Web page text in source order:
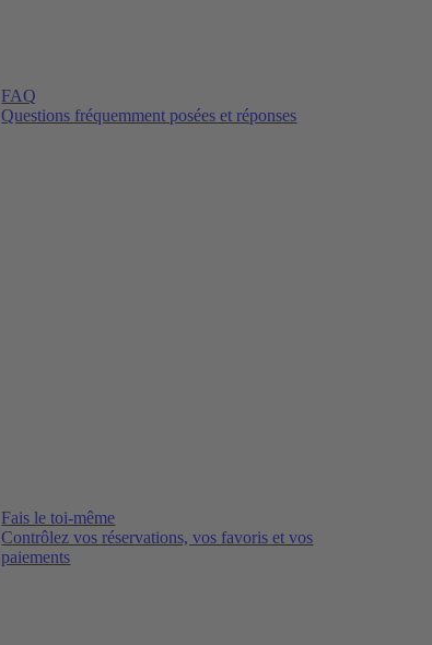
FAQ
Questions fréquemment posées et réponses
Fais le toi-même
Contrôlez vos réservations, vos favoris et vos
paiements